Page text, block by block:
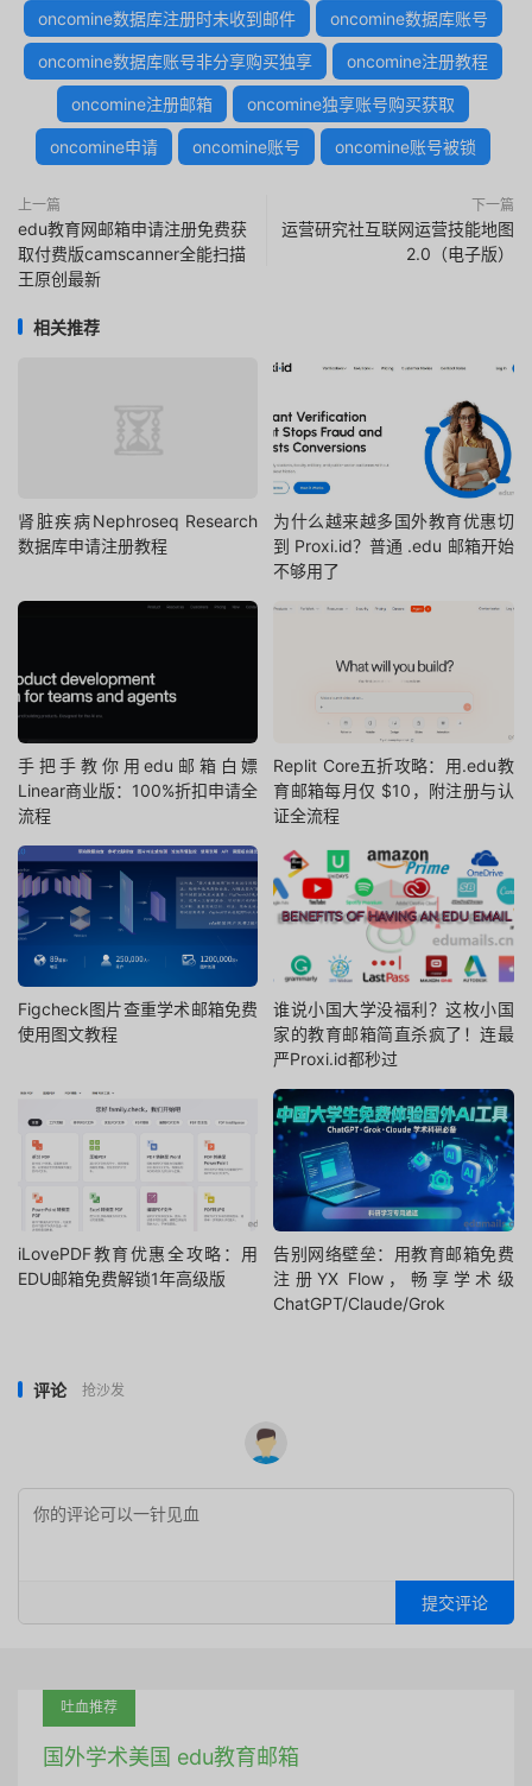
oncomine数据库注册时未收到邮件 oncomine数据库账号
oncomine数据库账号非分享购买独享 oncomine注册教程
oncomine注册邮箱 oncomine独享账号购买获取
oncomine申请 oncomine账号 oncomine账号被锁
上一篇
edu教育网邮箱申请注册免费获
取付费版camscanner全能扫描
王原创最新
下一篇
运营研究社互联网运营技能地图
2.0（电子版）
相关推荐
肾脏疾病Nephroseq Research
数据库申请注册教程
为什么越来越多国外教育优惠切
到 Proxi.id？普通 .edu 邮箱开始
不够用了
手把手教你用edu邮箱白嫖
Linear商业版：100%折扣申请全
流程
Replit Core五折攻略：用.edu教
育邮箱每月仅 $10，附注册与认
证全流程
Figcheck图片查重学术邮箱免费
使用图文教程
谁说小国大学没福利？这枚小国
家的教育邮箱简直杀疯了！连最
严Proxi.id都秒过
iLovePDF教育优惠全攻略：用
EDU邮箱免费解锁1年高级版
告别网络壁垒：用教育邮箱免费
注册YX Flow，畅享学术级
ChatGPT/Claude/Grok
评论 抢沙发
提交评论
吐血推荐
国外学术美国 edu教育邮箱